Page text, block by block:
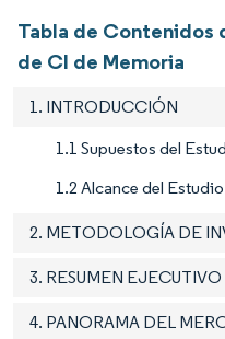
Tabla de Contenidos
de CI de Memoria
1. INTRODUCCIÓN
1.1 Supuestos del
1.2 Alcance del Estudio
2. METODOLOGÍA DE
3. RESUMEN EJECUTIVO
4. PANORAMA DEL